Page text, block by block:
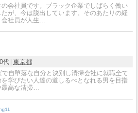
の会社員です。ブラック企業でしばらく働い
たが、今は脱出しています。そのあたりの経
社員が人生…
代 東京都
で自堕落な自分と決別し清掃会社に就職全て
学びたい人達の道しるべとなれる男を目指
最高な清掃…